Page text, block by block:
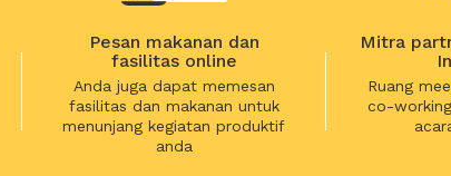
Pesan makanan dan
fasilitas online
Anda juga dapat memesan
fasilitas dan makanan untuk
menunjang kegiatan produktif
anda
Mitra
Ruang
co-